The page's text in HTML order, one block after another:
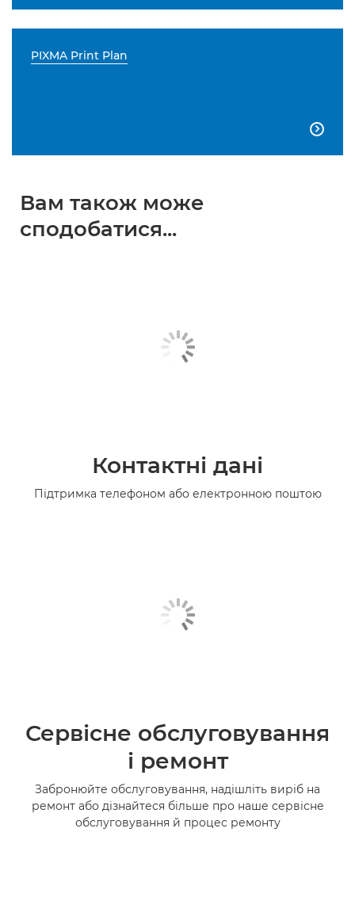
PIXMA Print Plan

Вам також може
сподобатися...
Контактні дані
Підтримка телефоном або електронною поштою
Сервісне обслуговування
і ремонт
Забронюйте обслуговування, надішліть виріб на
ремонт або дізнайтеся більше про наше сервісне
обслуговування й процес ремонту